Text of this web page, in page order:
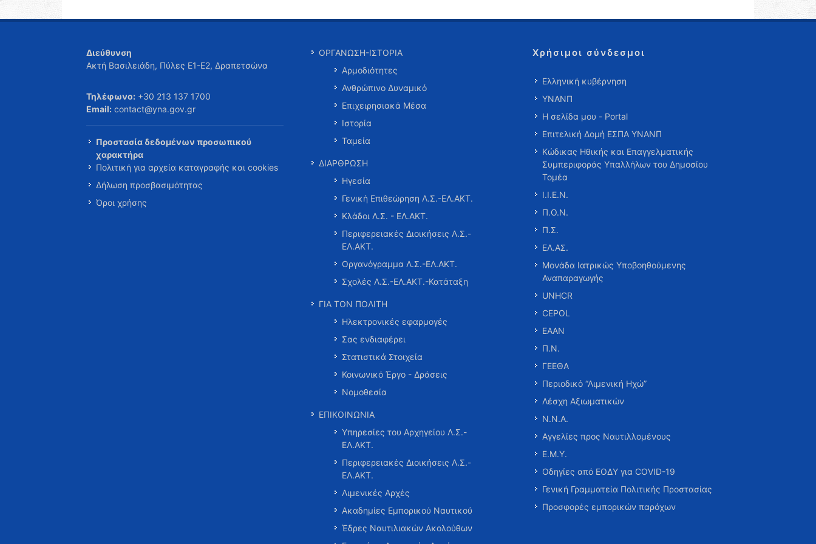
Διεύθυνση
Ακτή Βασιλειάδη, Πύλες Ε1-Ε2, Δραπετσώνα
Τηλέφωνο: +30 213 137 1700
Email: contact@yna.gov.gr
Προστασία δεδομένων προσωπικού
χαρακτήρα
Πολιτική για αρχεία καταγραφής και cookies
Δήλωση προσβασιμότητας
Όροι χρήσης
ΟΡΓΑΝΩΣΗ-ΙΣΤΟΡΙΑ
Αρμοδιότητες
Ανθρώπινο Δυναμικό
Επιχειρησιακά Μέσα
Ιστορία
Ταμεία
ΔΙΑΡΘΡΩΣΗ
Ηγεσία
Γενική Επιθεώρηση Λ.Σ.-ΕΛ.ΑΚΤ.
Κλάδοι Λ.Σ. - ΕΛ.ΑΚΤ.
Περιφερειακές Διοικήσεις Λ.Σ.-
ΕΛ.ΑΚΤ.
Οργανόγραμμα Λ.Σ.-ΕΛ.ΑΚΤ.
Σχολές Λ.Σ.-ΕΛ.ΑΚΤ.-Κατάταξη
ΓΙΑ ΤΟΝ ΠΟΛΙΤΗ
Ηλεκτρονικές εφαρμογές
Σας ενδιαφέρει
Στατιστικά Στοιχεία
Κοινωνικό Έργο - Δράσεις
Νομοθεσία
ΕΠΙΚΟΙΝΩΝΙΑ
Υπηρεσίες του Αρχηγείου Λ.Σ.-
ΕΛ.ΑΚΤ.
Περιφερειακές Διοικήσεις Λ.Σ.-
ΕΛ.ΑΚΤ.
Λιμενικές Αρχές
Ακαδημίες Εμπορικού Ναυτικού
Έδρες Ναυτιλιακών Ακολούθων
Χρήσιμοι σύνδεσμοι
Ελληνική κυβέρνηση
ΥΝΑΝΠ
Η σελίδα μου - Portal
Επιτελική Δομή ΕΣΠΑ ΥΝΑΝΠ
Κώδικας Ηθικής και Επαγγελματικής
Συμπεριφοράς Υπαλλήλων του Δημοσίου
Τομέα
Ι.Ι.Ε.Ν.
Π.Ο.Ν.
Π.Σ.
ΕΛ.ΑΣ.
Μονάδα Ιατρικώς Υποβοηθούμενης
Αναπαραγωγής
UNHCR
CEPOL
ΕΑΑΝ
Π.Ν.
ΓΕΕΘΑ
Περιοδικό “Λιμενική Ηχώ”
Λέσχη Αξιωματικών
Ν.Ν.Α.
Αγγελίες προς Ναυτιλλομένους
Ε.Μ.Υ.
Οδηγίες από ΕΟΔΥ για COVID-19
Γενική Γραμματεία Πολιτικής Προστασίας
Προσφορές εμπορικών παρόχων